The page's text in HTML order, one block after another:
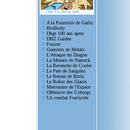
A la Poursuite de Garlic
BioBroly
Dbgt 100 ans apres
DBZ Gaiden
Fusion
Guerriers de Metals
L'Attaque du Dragon
La Menace de Nameck
La Revenche de Cooler
Le Pere de Sangoku
Le Retour de Broly
Le Robot des Glaces
Mercenaire de l'Espace
Offensive des Cyborgs
Un combat Fracticide